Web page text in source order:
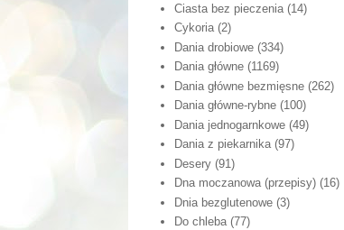
Ciasta bez pieczenia (14)
Cykoria (2)
Dania drobiowe (334)
Dania główne (1169)
Dania główne bezmięsne (262)
Dania główne-rybne (100)
Dania jednogarnkowe (49)
Dania z piekarnika (97)
Desery (91)
Dna moczanowa (przepisy) (16)
Dnia bezglutenowe (3)
Do chleba (77)